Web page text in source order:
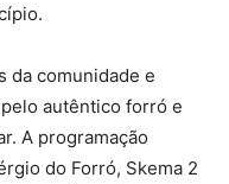
da comunidade e
autêntico forró e
A programação
do Forró, Skema 2